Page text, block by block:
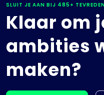
SLUIT JE AAN BIJ 485+
Klaar om
ambities
maken?